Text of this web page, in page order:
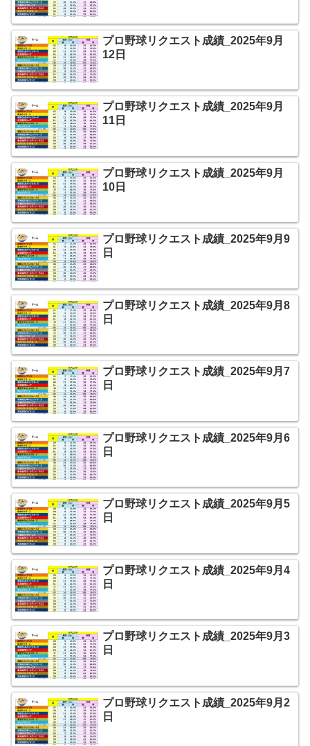
プロ野球リクエスト成績_2025年9月
12日
プロ野球リクエスト成績_2025年9月
11日
プロ野球リクエスト成績_2025年9月
10日
プロ野球リクエスト成績_2025年9月9
日
プロ野球リクエスト成績_2025年9月8
日
プロ野球リクエスト成績_2025年9月7
日
プロ野球リクエスト成績_2025年9月6
日
プロ野球リクエスト成績_2025年9月5
日
プロ野球リクエスト成績_2025年9月4
日
プロ野球リクエスト成績_2025年9月3
日
プロ野球リクエスト成績_2025年9月2
日